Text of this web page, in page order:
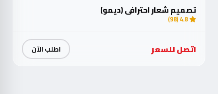
تصميم شعار احترافي (ديمو)
4.8 (98)
اتصل للسعر اطلب الآن